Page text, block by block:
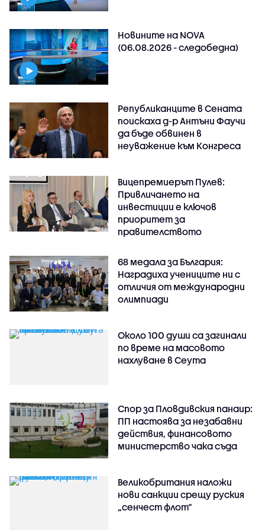
Новините на NOVA
(06.08.2026 - следобедна)
Републиканците в Сената
поискаха д-р Антъни Фаучи
да бъде обвинен в
неуважение към Конгреса
Вицепремиерът Пулев:
Привличането на
инвестиции е ключов
приоритет за
правителството
68 медала за България:
Наградиха учениците ни с
отличия от международни
олимпиади
Около 100 души са загинали
по време на масовото
нахлуване в Сеута
Спор за Пловдивския панаир:
ПП настоява за незабавни
действия, финансовото
министерство чака съда
Великобритания наложи
нови санкции срещу руския
„сенчест флот“